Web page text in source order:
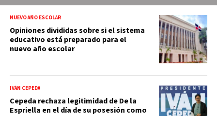
NUEVO AÑO ESCOLAR
Opiniones divididas sobre si el sistema
educativo está preparado para el
nuevo año escolar
IVÁN CEPEDA
Cepeda rechaza legitimidad de De la
Espriella en el día de su posesión como